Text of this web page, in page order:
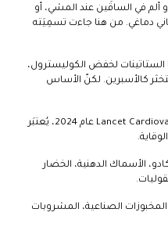
ألم في الساقَين عند المشي، أو
دماغي. من هنا جاءت تسمِيَته
الستاتينات لخفض الكوليسترول،
كالأسبرين. لكنّ الأساس
وفق مراجعة نُشرت في Lancet Cardiovascular Medicine عام 2024، يُعتبَر
الأسماك الدهنية، الخضار
الصناعية، المشروبات